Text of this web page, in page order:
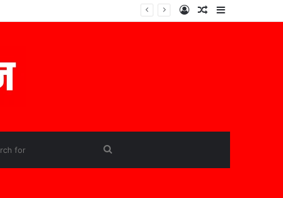
Sidebar
Random
Log